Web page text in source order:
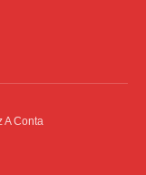
A Conta